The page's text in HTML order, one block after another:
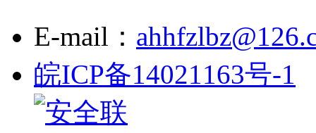
E-mail：
皖ICP备14021163号-1